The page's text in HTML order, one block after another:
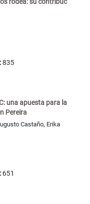
835
una apuesta para la
Pereira
Castaño, Erika
651